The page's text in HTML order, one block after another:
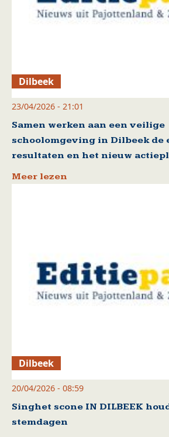
Dilbeek
23/04/2026 - 21:01
Samen werken aan een veilige
schoolomgeving in Dilbeek de
resultaten en het nieuw
Meer lezen
Dilbeek
20/04/2026 - 08:59
Singhet scone IN DILBEEK
stemdagen